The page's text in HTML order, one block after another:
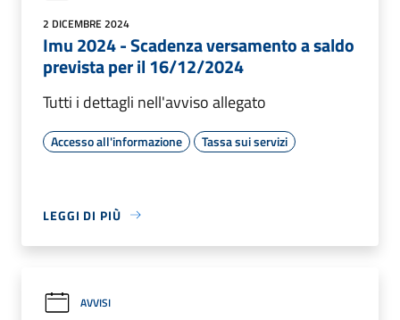
2 DICEMBRE 2024
Imu 2024 - Scadenza versamento a saldo
prevista per il 16/12/2024
Tutti i dettagli nell'avviso allegato
Accesso all'informazione Tassa sui servizi
LEGGI DI PIÙ
AVVISI